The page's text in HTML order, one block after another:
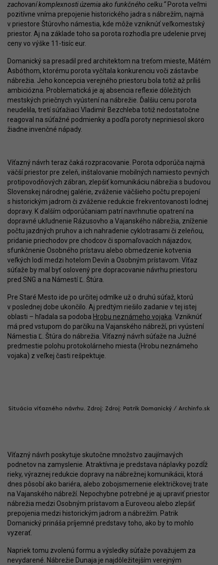
zachovaní komplexnosti územia ako funkčného celku.“Porota veľmi
pozitívne vníma prepojenie historického jadra s nábrežím, najmä
v priestore Štúrovho námestia, kde môže vzniknúť veľkomestský
priestor. Aj na základe toho sa porota rozhodla pre udelenie prvej
ceny vo výške 11-tisíc eur.
Domanický sa presadil pred architektom na treťom mieste, Mátém
Asbóthom, ktorému porota vyčítala konkurenciu voči zástavbe
nábrežia. Jeho koncepcia verejného priestoru bola totiž až príliš
ambiciózna. Problematická je aj absencia reflexie dôležitých
mestských priečnych vyústení na nábrežie. Ďalšiu cenu porota
neudelila, tretí súťažiaci Vladimír Bezchleba totiž nedostatočne
reagoval na súťažné podmienky a podľa poroty nepriniesol skoro
žiadne invenčné nápady.
Víťazný návrh teraz čaká rozpracovanie. Porota odporúča najmä
väčší priestor pre zeleň, inštalovanie mobilných namiesto pevných
protipovodňových zábran, zlepšiť komunikáciu nábrežia s budovou
Slovenskej národnej galérie, zváženie väčšieho počtu prepojení
s historickým jadrom či zváženie redukcie frekventovanosti lodnej
dopravy. K ďalším odporúčaniam patrí navrhnutie opatrení na
dopravné ukľudnenie Rázusovho a Vajanského nábrežia, zníženie
počtu jazdných pruhov a ich nahradenie cyklotrasami či zeleňou,
pridanie priechodov pre chodcov či spomaľovacích nájazdov,
sfunkčnenie Osobného prístavu alebo obmedzenie kotvenia
veľkých lodí medzi hotelom Devín a Osobným prístavom. Víťaz
súťaže by mal byť oslovený pre dopracovanie návrhu priestoru
pred SNG a na Námestí Ľ. Štúra.
Pre Staré Mesto ide po určitej odmlke už o druhú súťaž, ktorú
v poslednej dobe ukončilo. Aj predtým riešilo zadanie v tej istej
oblasti – hľadala sa podoba Hrobu neznámeho vojaka. Vzniknúť
má pred vstupom do parčíku na Vajanského nábreží, pri vyústení
Námestia Ľ. Štúra do nábrežia. Víťazný návrh súťaže na Južné
predmestie polohu protokolárneho miesta (Hrobu neznámeho
vojaka) z veľkej časti rešpektuje.
Situácia víťazného návrhu. Zdroj: Zdroj: Patrik Domanický / Archinfo.sk
Víťazný návrh poskytuje skutočne množstvo zaujímavých
podnetov na zamyslenie. Atraktívna je predstava náplavky pozdĺž
rieky, výraznej redukcie dopravy na nábrežnej komunikácii, ktorá
dnes pôsobí ako bariéra, alebo zobojsmernenie električkovej trate
na Vajanského nábreží. Nepochybne potrebné je aj upraviť priestor
nábrežia medzi Osobným prístavom a Euroveou alebo zlepšiť
prepojenia medzi historickým jadrom a nábrežím. Patrik
Domanický prináša príjemné predstavy toho, ako by to mohlo
vyzerať.
Napriek tomu zvolenú formu a výsledky súťaže považujem za
nevydarené. Nábrežie Dunaja je najdôležitejším verejným